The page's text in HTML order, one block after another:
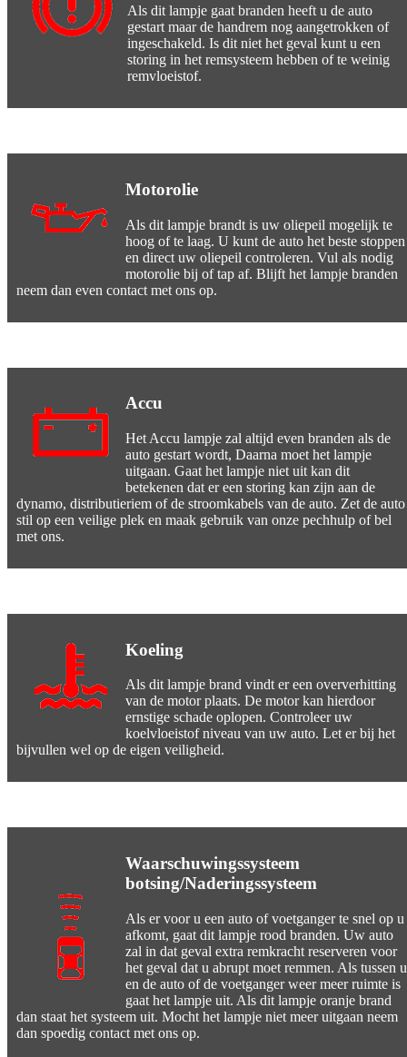
Als dit lampje gaat branden heeft u de auto
gestart maar de handrem nog aangetrokken of
ingeschakeld. Is dit niet het geval kunt u een
storing in het remsysteem hebben of te weinig
remvloeistof.
Motorolie
Als dit lampje brandt is uw oliepeil mogelijk te
hoog of te laag. U kunt de auto het beste stoppen
en direct uw oliepeil controleren. Vul als nodig
motorolie bij of tap af. Blijft het lampje branden
neem dan even contact met ons op.
Accu
Het Accu lampje zal altijd even branden als de
auto gestart wordt, Daarna moet het lampje
uitgaan. Gaat het lampje niet uit kan dit
betekenen dat er een storing kan zijn aan de
dynamo, distributieriem of de stroomkabels van de auto. Zet de auto
stil op een veilige plek en maak gebruik van onze pechhulp of bel
met ons.
Koeling
Als dit lampje brand vindt er een oververhitting
van de motor plaats. De motor kan hierdoor
ernstige schade oplopen. Controleer uw
koelvloeistof niveau van uw auto. Let er bij het
bijvullen wel op de eigen veiligheid.
Waarschuwingssysteem
botsing/Naderingssysteem
Als er voor u een auto of voetganger te snel op u
afkomt, gaat dit lampje rood branden. Uw auto
zal in dat geval extra remkracht reserveren voor
het geval dat u abrupt moet remmen. Als tussen u
en de auto of de voetganger weer meer ruimte is
gaat het lampje uit. Als dit lampje oranje brand
dan staat het systeem uit. Mocht het lampje niet meer uitgaan neem
dan spoedig contact met ons op.